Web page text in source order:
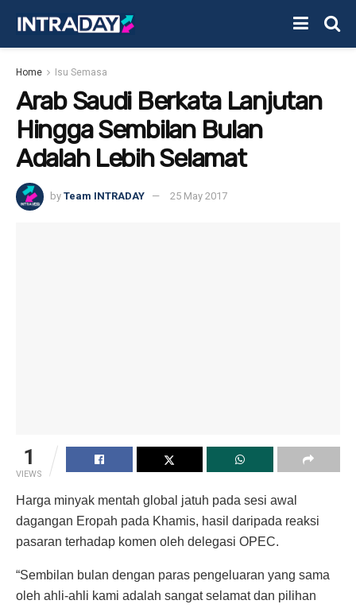
Home Isu Semasa
Arab Saudi Berkata Lanjutan
Hingga Sembilan Bulan
Adalah Lebih Selamat
by Team INTRADAY 25 May 2017
1
VIEWS
Harga minyak mentah global jatuh pada sesi awal
dagangan Eropah pada Khamis, hasil daripada reaksi
pasaran terhadap komen oleh delegasi OPEC.
“Sembilan bulan dengan paras pengeluaran yang sama
oleh ahli-ahli kami adalah sangat selamat dan pilihan